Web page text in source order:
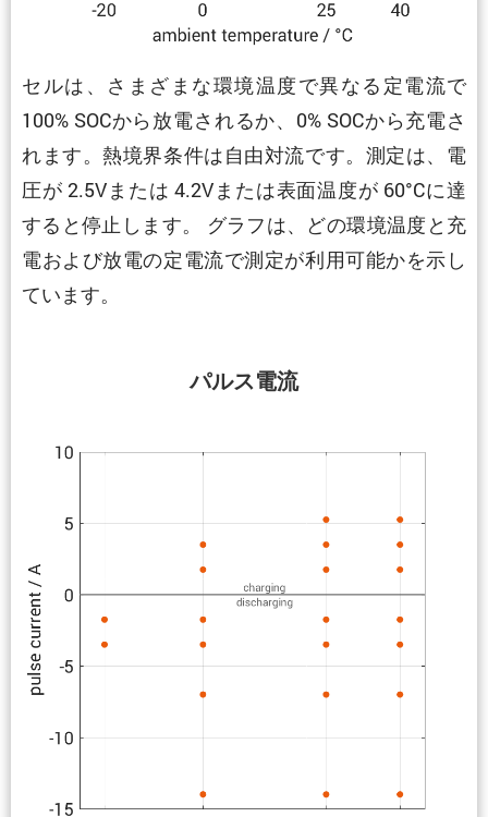
セルは、さまざまな環境温度で異なる定電流で
100% SOCから放電されるか、0% SOCから充電さ
れます。熱境界条件は自由対流です。測定は、電
圧が 2.5Vまたは 4.2Vまたは表面温度が 60°Cに達
すると停止します。 グラフは、どの環境温度と充
電および放電の定電流で測定が利用可能かを示し
ています。
パルス電流